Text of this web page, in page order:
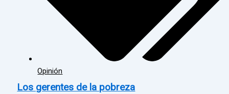
Opinión
Los gerentes de la pobreza